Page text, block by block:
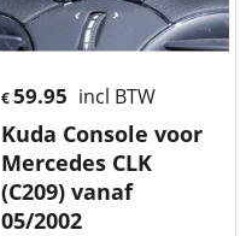
€59.95 incl BTW
Kuda Console voor
Mercedes CLK
(C209) vanaf
05/2002